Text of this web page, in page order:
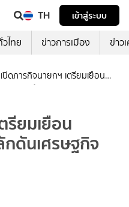
TH
เข้าสู่ระบบ
ไทย ข่าวการเมือง ข่าว
เปิดภารกิจนายกฯ เตรียมเยือน
ดน การค้า
รียมเยือน
กดันเศรษฐกิจ